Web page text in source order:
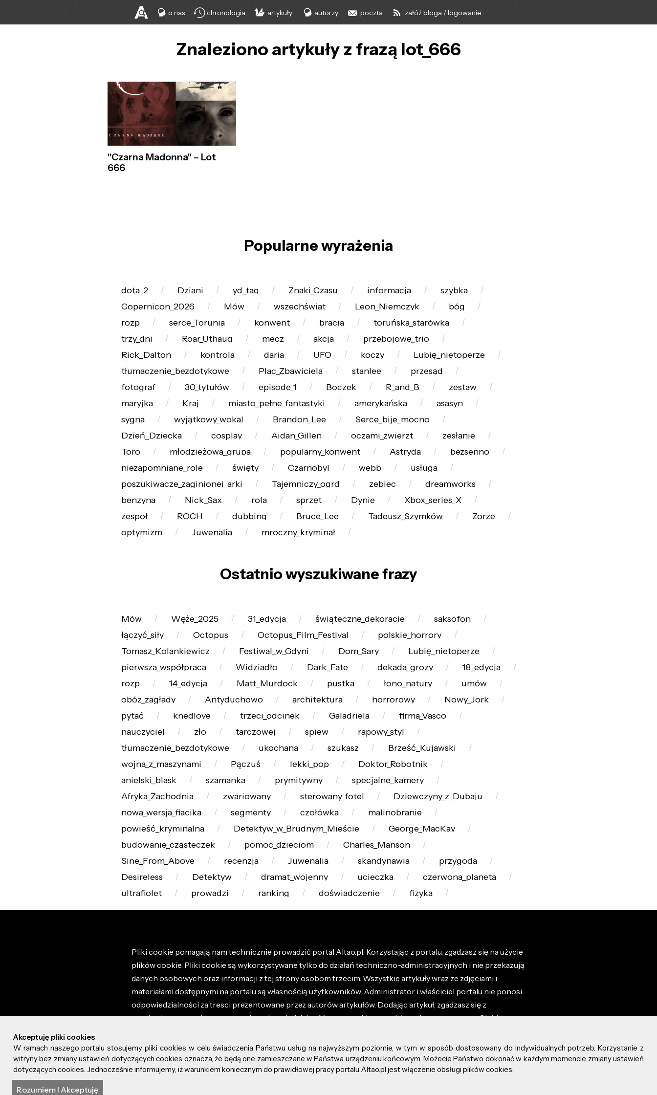
o nas chronologia artykuły autorzy poczta załóż bloga / logowanie
Znaleziono artykuły z frazą lot_666
"Czarna Madonna" – Lot
666
Popularne wyrażenia
dota_2 Dziani yd_tag Znaki_Czasu informacja
szybka
Copernicon_2026
Mów wszechświat Leon_Niemczyk
bóg
rozp
serce_Torunia konwent bracia
toruńska_starówka
trzy_dni
Roar_Uthaug mecz akcja
przebojowe_trio
Rick_Dalton
kontrola daria UFO koczy
Lubię_nietoperze
tłumaczenie_bezdotykowe
Plac_Zbawiciela stanlee
przesąd
fotograf
30_tytułów episode_1 Boczek R_and_B
zestaw
maryjka
Kraj miasto_pełne_fantastyki amerykańska
asasyn
sygna
wyjątkowy_wokal Brandon_Lee
Serce_bije_mocno
Dzień_Dziecka
cosplay Aidan_Gillen oczami_zwierzt
zesłanie
Toro
młodzieżowa_grupa popularny_konwent Astryda
bezsenno
niezapomniane_role
święty Czarnobyl webb
usługa
poszukiwacze_zaginionej_arki
Tajemniczy_ogrd zebiec
dreamworks
benzyna
Nick_Sax rola sprzęt Dynie
Xbox_series_X
zespoł
ROCH dubbing Bruce_Lee Tadeusz_Szymków
Zorze
optymizm
Juwenalia mroczny_kryminał
Ostatnio wyszukiwane frazy
Mów Węże_2025 31_edycja świąteczne_dekoracje
saksofon
łączyć_siły
Octopus Octopus_Film_Festival
polskie_horrory
Tomasz_Kolankiewicz
Festiwal_w_Gdyni Dom_Sary
Lubię_nietoperze
pierwsza_współpraca
Widziadło Dark_Fate dekada_grozy
18_edycja
rozp
14_edycja Matt_Murdock pustka łono_natury
umów
obóz_zagłady
Antyduchowo architektura horrorowy
Nowy_Jork
pytać
knedlove trzeci_odcinek Galadriela
firma_Vasco
nauczyciel
zło tarczowej spiew
rapowy_styl
tłumaczenie_bezdotykowe
ukochana szukasz
Brześć_Kujawski
wojna_z_maszynami
Pączuś lekki_pop
Doktor_Robotnik
anielski_blask
szamanka prymitywny
specjalne_kamery
Afryka_Zachodnia
zwariowany sterowany_fotel
Dziewczyny_z_Dubaju
nowa_wersja_fiacika
segmenty czołówka
malinobranie
powieść_kryminalna
Detektyw_w_Brudnym_Mieście
George_MacKay
budowanie_cząsteczek
pomoc_dzieciom
Charles_Manson
Sine_From_Above
recenzja Juwenalia skandynawia
przygoda
Desireless
Detektyw dramat_wojenny ucieczka
czerwona_planeta
ultrafiolet
prowadzi ranking doświadczenie fizyka
Pliki cookie pomagają nam technicznie prowadzić portal Altao.pl. Korzystając z portalu, zgadzasz się na użycie
plików cookie. Pliki cookie są wykorzystywane tylko do działań techniczno-administracyjnych i nie przekazują
danych osobowych oraz informacji z tej strony osobom trzecim. Wszystkie artykuły wraz ze zdjęciami i
materiałami dostępnymi na portalu są własnością użytkowników. Administrator i właściciel portalu nie ponosi
odpowiedzialności za tresci prezentowane przez autorów artykułów. Dodając artykuł, zgadzasz się z
regulaminem portalu oraz ponosisz odpowiedzialność za wszystkie materiały umieszczone przez Ciebie na
© 2026 altao.pl. Wszystkie prawa zastrzeżone.
0.048
Akceptuję pliki cookies
W ramach naszego portalu stosujemy pliki cookies w celu świadczenia Państwu usług na najwyższym poziomie, w tym w sposób dostosowany do indywidualnych potrzeb. Korzystanie z
witryny bez zmiany ustawień dotyczących cookies oznacza, że będą one zamieszczane w Państwa urządzeniu końcowym. Możecie Państwo dokonać w każdym momencie zmiany ustawień
dotyczących cookies. Jednocześnie informujemy, iż warunkiem koniecznym do prawidłowej pracy portalu Altao.pl jest włączenie obsługi plików cookies.
Rozumiem I Akceptuję